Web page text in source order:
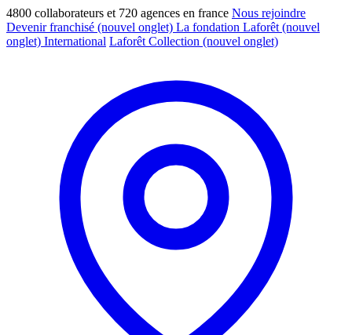
4800 collaborateurs et 720 agences en france Nous rejoindre
Devenir franchisé (nouvel onglet) La fondation Laforêt (nouvel
onglet) International Laforêt Collection (nouvel onglet)